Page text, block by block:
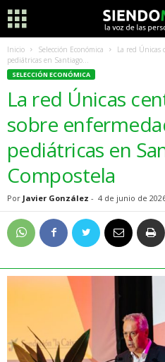
Inicio Selección Económica
La red Únicas
pediátricas en Santiago...
SELECCIÓN ECONÓMICA
La red Únicas
sobre
pediátricas en
Compostela
Por Javier González - 4 de junio de